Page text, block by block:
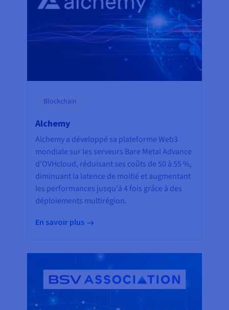
Blockchain
Alchemy
Alchemy a développé sa plateforme Web3
mondiale sur les serveurs Bare Metal Advance
d’OVHcloud, réduisant ses coûts de 50 à 55 %,
diminuant la latence de moitié et augmentant
les performances jusqu'à 4 fois grâce à des
déploiements multirégion.
En savoir plus